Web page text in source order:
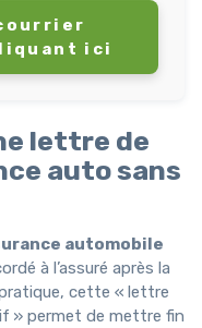
ici
lettre de
auto sans
automobile
à l’assuré après la
cette « lettre
» permet de mettre fin